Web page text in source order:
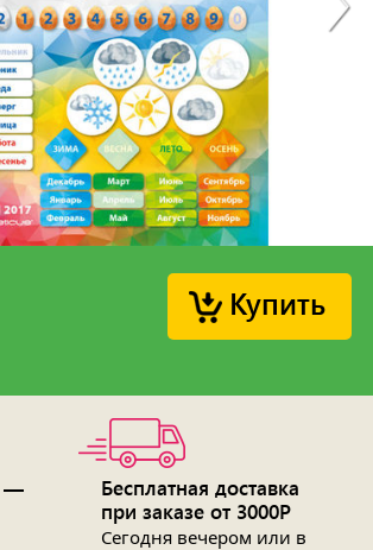
Купить
—
Бесплатная доставка
при заказе от 3000Р
Сегодня вечером или в